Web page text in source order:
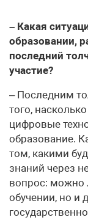
– Какая
образовании,
последний
участие?
– Последним
того,
цифровые
образование.
том, какими
знаний через
вопрос: можно
обучении, но и